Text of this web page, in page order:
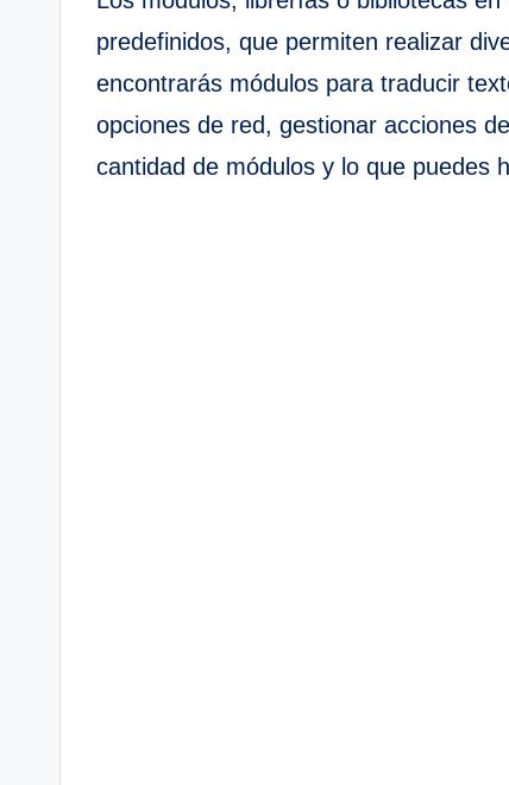
predefinidos, que permiten realizar
encontrarás módulos para traducir
opciones de red, gestionar acciones
cantidad de módulos y lo que puedes